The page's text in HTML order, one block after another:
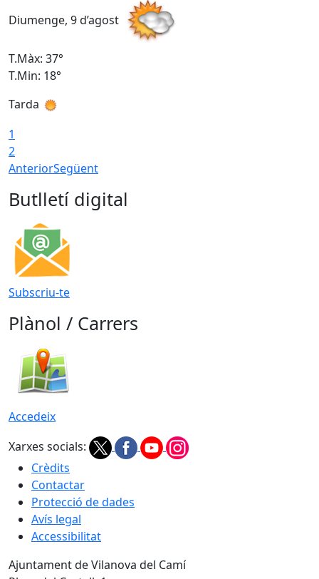
Diumenge, 9 d’agost
T.Màx: 37°
T.Min: 18°
Tarda
1
2
AnteriorSegüent
Butlletí digital
Subscriu-te
Plànol / Carrers
Accedeix
Xarxes socials:
Crèdits
Contactar
Protecció de dades
Avís legal
Accessibilitat
Ajuntament de Vilanova del Camí